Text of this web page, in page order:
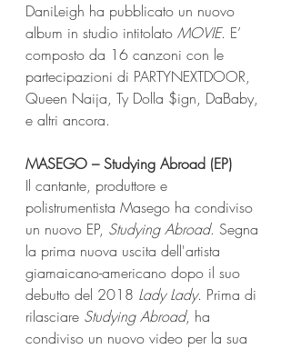
DaniLeigh ha pubblicato un nuovo
album in studio intitolato MOVIE. E’
composto da 16 canzoni con le
partecipazioni di PARTYNEXTDOOR,
Queen Naija, Ty Dolla $ign, DaBaby,
e altri ancora.
MASEGO – Studying Abroad (EP)
Il cantante, produttore e
polistrumentista Masego ha condiviso
un nuovo EP, Studying Abroad. Segna
la prima nuova uscita dell'artista
giamaicano-americano dopo il suo
debutto del 2018 Lady Lady. Prima di
rilasciare Studying Abroad, ha
condiviso un nuovo video per la sua